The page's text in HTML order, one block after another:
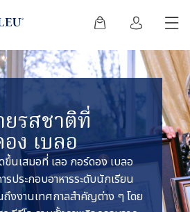
รสชาติที่
ง เบลอ
ขึ้นเสมอที่ เลอ กอร์ดอง เบลอ
ประกอบอาหารระดับนักเรียน
งงานเทศกาลสำคัญต่าง ๆ โดย